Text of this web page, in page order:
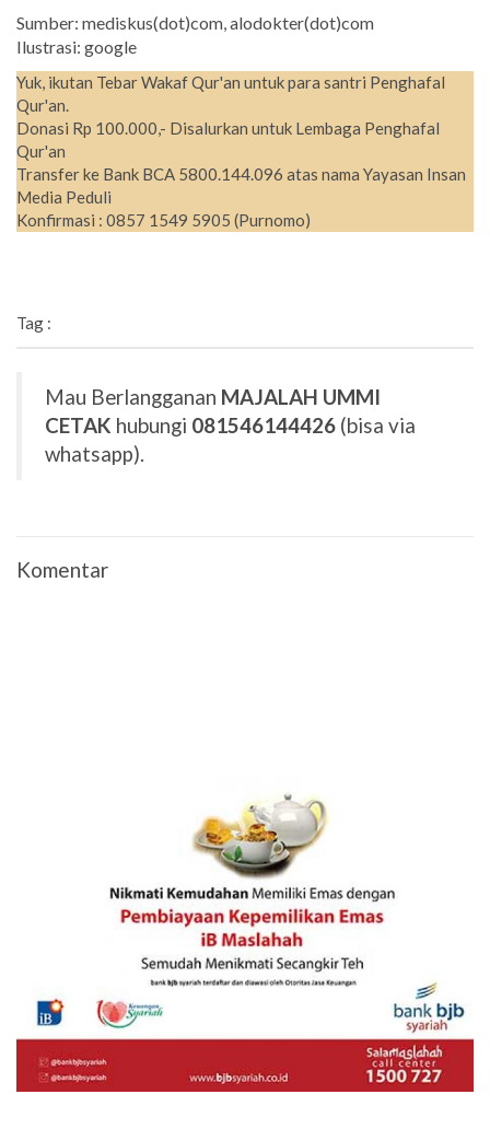
Sumber: mediskus(dot)com, alodokter(dot)com
Ilustrasi: google
Yuk, ikutan Tebar Wakaf Qur'an untuk para santri Penghafal
Qur'an.
Donasi Rp 100.000,- Disalurkan untuk Lembaga Penghafal
Qur'an
Transfer ke Bank BCA 5800.144.096 atas nama Yayasan Insan
Media Peduli
Konfirmasi : 0857 1549 5905 (Purnomo)
Tag :
Mau Berlangganan MAJALAH UMMI
CETAK hubungi 081546144426 (bisa via
whatsapp).
Komentar